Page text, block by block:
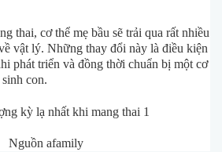
thai, cơ thể mẹ bầu sẽ trải qua rất nhiều
vật lý. Những thay đổi này là điều kiện
phát triển và đồng thời chuẩn bị một cơ
con.
Nguồn afamily